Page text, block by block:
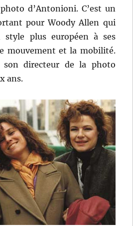
d’Antonioni. C’est un
pour Woody Allen qui
style plus européen à ses
mouvement et la mobilité.
son directeur de la photo
ans.